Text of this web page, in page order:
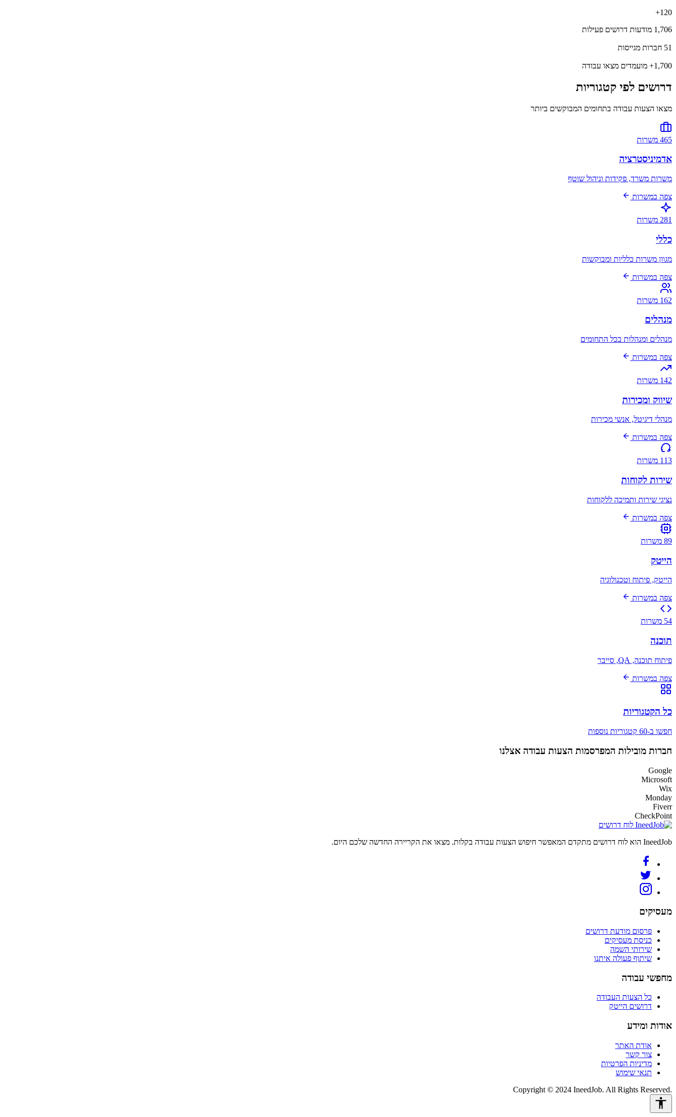
120+
1,706 מודעות דרושים פעילות
51 חברות מגייסות
1,700+ מועמדים מצאו עבודה
דרושים לפי קטגוריות
מצאו הצעות עבודה בתחומים המבוקשים ביותר
465 משרות
אדמיניסטרציה
משרות משרד, פקידות וניהול שוטף
צפה במשרות
281 משרות
כללי
מגוון משרות כלליות ומבוקשות
צפה במשרות
162 משרות
מנהלים
מנהלים ומנהלות בכל התחומים
צפה במשרות
142 משרות
שיווק ומכירות
מנהלי דיגיטל, אנשי מכירות
צפה במשרות
113 משרות
שירות לקוחות
נציגי שירות ותמיכה ללקוחות
צפה במשרות
89 משרות
הייטק
הייטק, פיתוח וטכנולוגיה
צפה במשרות
54 משרות
תוכנה
פיתוח תוכנה, QA, סייבר
צפה במשרות
כל הקטגוריות
חפשו ב-60 קטגוריות נוספות
חברות מובילות המפרסמות הצעות עבודה אצלנו
Google
Microsoft
Wix
Monday
Fiverr
CheckPoint
לוח דרושים
IneedJob הוא לוח דרושים מתקדם המאפשר חיפוש הצעות עבודה בקלות. מצאו את הקריירה החדשה שלכם היום.
מעסיקים
פרסום מודעת דרושים
כניסת מעסיקים
שירותי השמה
שיתוף פעולה איתנו
מחפשי עבודה
כל הצעות העבודה
דרושים הייטק
אודות ומידע
אודת האתר
צור קשר
מדיניות הפרטיות
תנאי שימוש
Copyright © 2024 IneedJob. All Rights Reserved.